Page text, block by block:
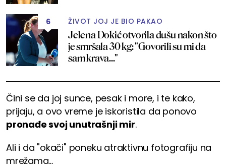
6 ŽIVOT JOJ JE BIO PAKAO
Jelena Dokić otvorila dušu nakon što
je smršala 30 kg: "Govorili su mi da
sam krava..."
Čini se da joj sunce, pesak i more, i te kako,
prijaju, a ovo vreme je iskoristila da ponovo
pronađe svoj unutrašnji mir.
Ali i da "okači" poneku atraktivnu fotografiju na
mrežama...